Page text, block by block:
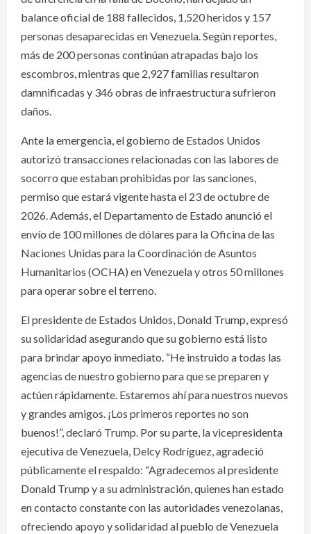
balance oficial de 188 fallecidos, 1,520 heridos y 157
personas desaparecidas en Venezuela. Según reportes,
más de 200 personas continúan atrapadas bajo los
escombros, mientras que 2,927 familias resultaron
damnificadas y 346 obras de infraestructura sufrieron
daños.
Ante la emergencia, el gobierno de Estados Unidos
autorizó transacciones relacionadas con las labores de
socorro que estaban prohibidas por las sanciones,
permiso que estará vigente hasta el 23 de octubre de
2026. Además, el Departamento de Estado anunció el
envío de 100 millones de dólares para la Oficina de las
Naciones Unidas para la Coordinación de Asuntos
Humanitarios (OCHA) en Venezuela y otros 50 millones
para operar sobre el terreno.
El presidente de Estados Unidos, Donald Trump, expresó
su solidaridad asegurando que su gobierno está listo
para brindar apoyo inmediato. “He instruido a todas las
agencias de nuestro gobierno para que se preparen y
actúen rápidamente. Estaremos ahí para nuestros nuevos
y grandes amigos. ¡Los primeros reportes no son
buenos!”, declaró Trump. Por su parte, la vicepresidenta
ejecutiva de Venezuela, Delcy Rodríguez, agradeció
públicamente el respaldo: “Agradecemos al presidente
Donald Trump y a su administración, quienes han estado
en contacto constante con las autoridades venezolanas,
ofreciendo apoyo y solidaridad al pueblo de Venezuela